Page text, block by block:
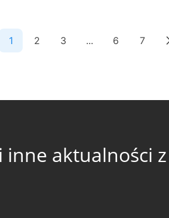
1 2 3 ... 6 7
inne aktualności z